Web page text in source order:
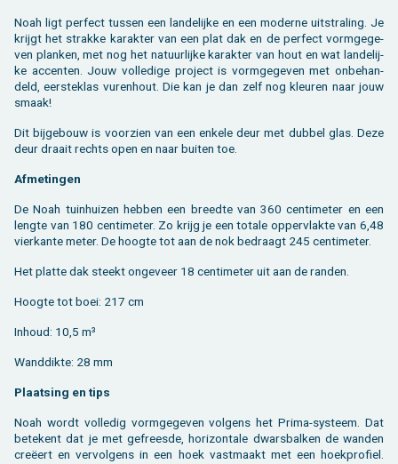
Noah ligt per­fect tus­sen een lan­de­lij­ke en een mo­der­ne uit­stra­ling. Je
krijgt het strak­ke ka­rak­ter van een plat dak en de per­fect vorm­ge­ge­
ven plan­ken, met nog het na­tuur­lij­ke ka­rak­ter van hout en wat lan­de­lij­
ke ac­cen­ten. Jouw vol­le­di­ge pro­ject is vorm­ge­ge­ven met on­be­han­
deld, eer­ste­klas vu­ren­hout. Die kan je dan zelf nog kleu­ren naar jouw
smaak!
Dit bij­ge­bouw is voor­zien van een en­ke­le deur met dub­bel glas. Deze
deur draait rechts open en naar bui­ten toe.
Af­me­tin­gen
De Noah tuin­hui­zen heb­ben een breed­te van 360 cen­ti­me­ter en een
leng­te van 180 cen­ti­me­ter. Zo krijg je een to­ta­le op­per­vlak­te van 6,48
vier­kan­te meter. De hoog­te tot aan de nok be­draagt 245 cen­ti­me­ter.
Het plat­te dak steekt on­ge­veer 18 cen­ti­me­ter uit aan de ran­den.
Hoog­te tot boei: 217 cm
In­houd: 10,5 m³
Wand­dik­te: 28 mm
Plaat­sing en tips
Noah wordt vol­le­dig vorm­ge­ge­ven vol­gens het Prima-sys­teem. Dat
be­te­kent dat je met ge­frees­de, ho­ri­zon­ta­le dwars­bal­ken de wan­den
creëert en ver­vol­gens in een hoek vast­maakt met een hoek­pro­fiel.